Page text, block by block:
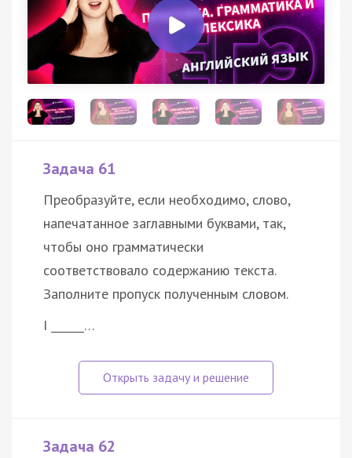
Задача 61
Преобразуйте, если необходимо, слово,
напечатанное заглавными буквами, так,
чтобы оно грамматически
соответствовало содержанию текста.
Заполните пропуск полученным словом.
I ______…
Задача 62